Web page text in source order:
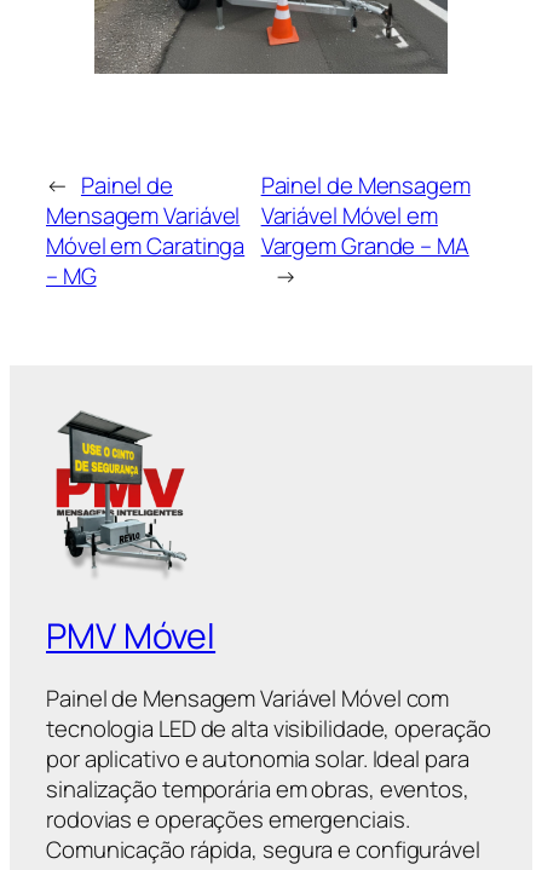
← Painel de
Mensagem Variável
Móvel em Caratinga
– MG
Painel de Mensagem
Variável Móvel em
Vargem Grande – MA
→
PMV Móvel
Painel de Mensagem Variável Móvel com
tecnologia LED de alta visibilidade, operação
por aplicativo e autonomia solar. Ideal para
sinalização temporária em obras, eventos,
rodovias e operações emergenciais.
Comunicação rápida, segura e configurável